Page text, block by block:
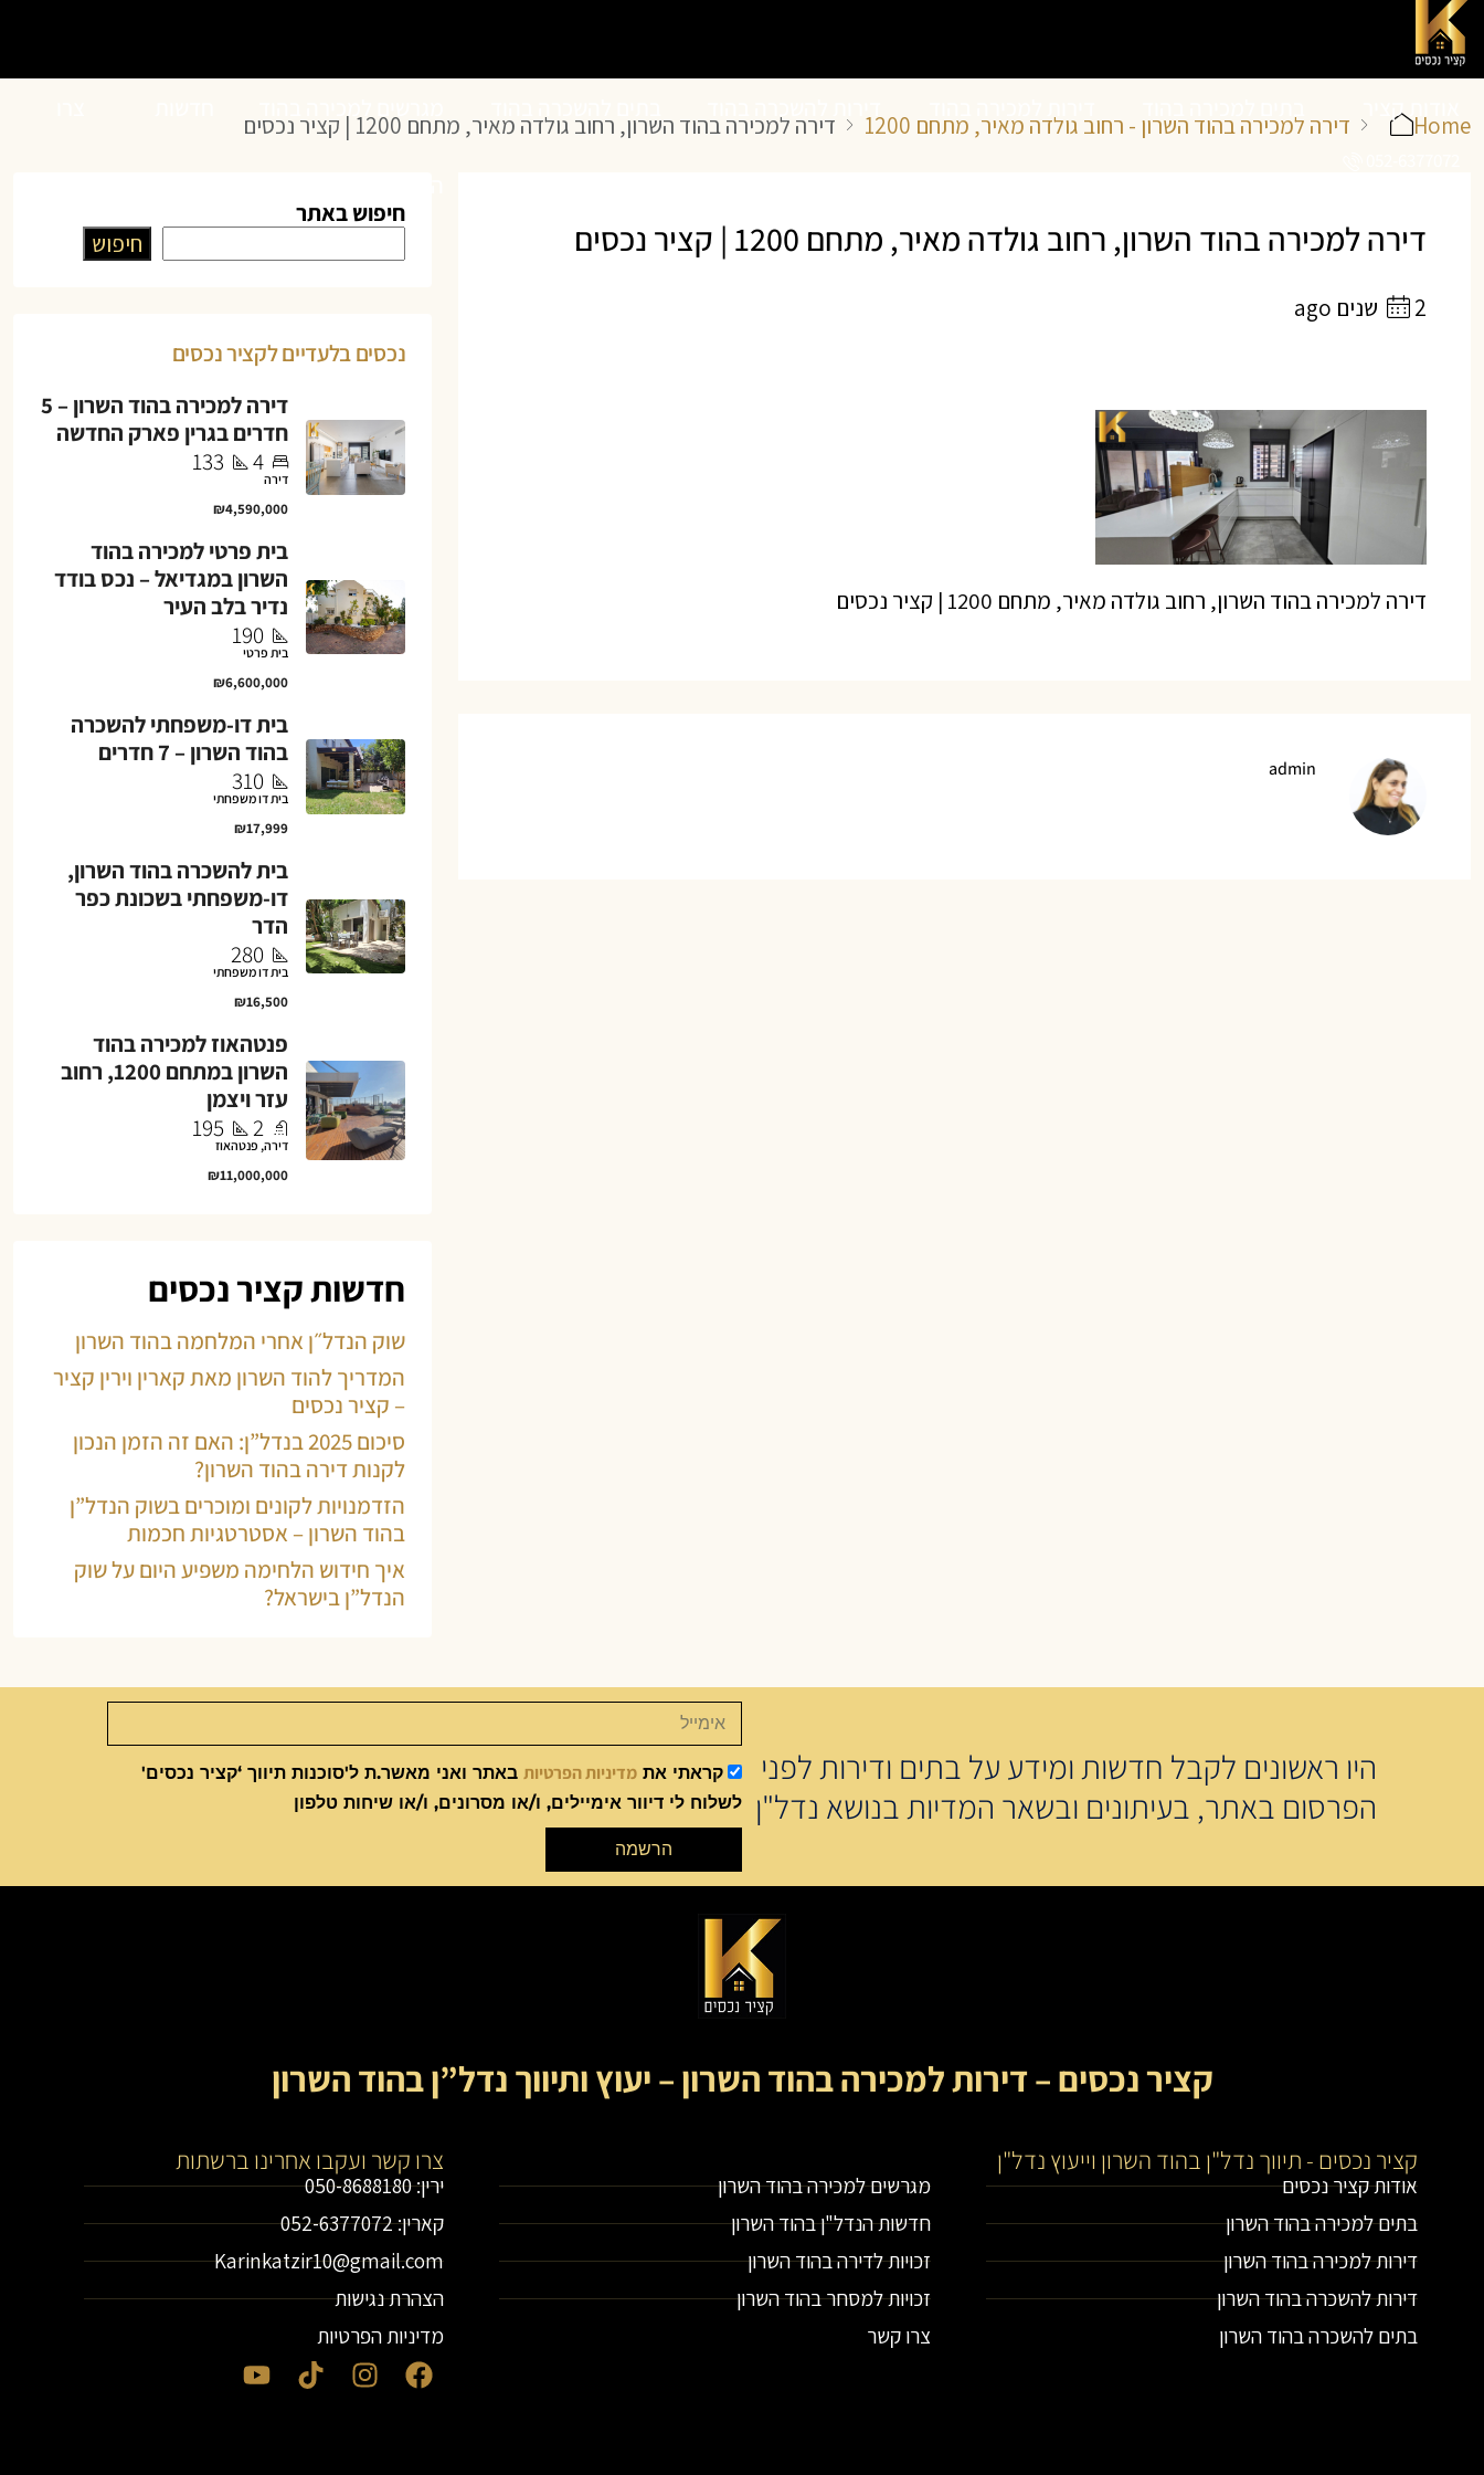
אודות קציר
Home דירה למכירה בהוד השרון - רחוב גולדה מאיר, מתחם 1200 דירה למכירה בהוד השרון, רחוב גולדה מאיר, מתחם 1200 | קציר נכסים
דירה למכירה בהוד השרון, רחוב גולדה מאיר, מתחם 1200 | קציר נכסים
2 שנים ago
דירה למכירה בהוד השרון, רחוב גולדה מאיר, מתחם 1200 | קציר נכסים
admin
חיפוש באתר
חיפוש
נכסים בלעדיים לקציר נכסים
דירה למכירה בהוד השרון – 5
חדרים בגרין פארק החדשה
4
133
דירה
₪4,590,000
בית פרטי למכירה בהוד
השרון במגדיאל – נכס בודד
נדיר בלב העיר
190
בית פרטי
₪6,600,000
בית דו-משפחתי להשכרה
בהוד השרון – 7 חדרים
310
בית דו משפחתי
₪17,999
בית להשכרה בהוד השרון,
דו-משפחתי בשכונת כפר
הדר
280
בית דו משפחתי
₪16,500
פנטהאוז למכירה בהוד
השרון במתחם 1200, רחוב
עזר ויצמן
2
195
דירה, פנטהאוז
₪11,000,000
חדשות קציר נכסים
שוק הנדל״ן אחרי המלחמה בהוד השרון
המדריך להוד השרון מאת קארין וירין קציר
– קציר נכסים
סיכום 2025 בנדל”ן: האם זה הזמן הנכון
לקנות דירה בהוד השרון?
הזדמנויות לקונים ומוכרים בשוק הנדל”ן
בהוד השרון – אסטרטגיות חכמות
איך חידוש הלחימה משפיע היום על שוק
הנדל”ן בישראל?
היו ראשונים לקבל חדשות ומידע על בתים ודירות לפני
הפרסום באתר, בעיתונים ובשאר המדיות בנושא נדל"ן
קראתי את מדיניות הפרטיות באתר ואני מאשר.ת ל'סוכנות תיווך ‘קציר נכסים'
לשלוח לי דיוור אימיילים, ו/או מסרונים, ו/או שיחות טלפון
הרשמה
קציר נכסים – דירות למכירה בהוד השרון – יעוץ ותיווך נדל”ן בהוד השרון
קציר נכסים - תיווך נדל"ן בהוד השרון וייעוץ נדל"ן
אודות קציר נכסים
בתים למכירה בהוד השרון
דירות למכירה בהוד השרון
דירות להשכרה בהוד השרון
בתים להשכרה בהוד השרון
מגרשים למכירה בהוד השרון
חדשות הנדל"ן בהוד השרון
זכויות לדירה בהוד השרון
זכויות למסחר בהוד השרון
צרו קשר
צרו קשר ועקבו אחרינו ברשתות
ירין: 050-8688180
קארין: 052-6377072
Karinkatzir10@gmail.com
הצהרת נגישות
מדיניות הפרטיות